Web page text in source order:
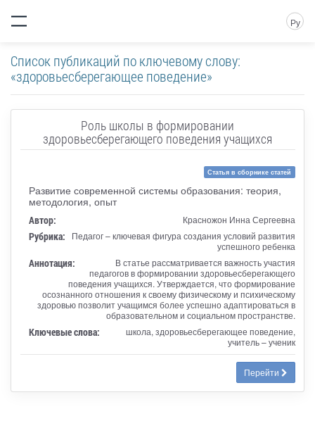
Ру
Список публикаций по ключевому слову:
«здоровьесберегающее поведение»
Роль школы в формировании
здоровьесберегающего поведения учащихся
Статья в сборнике статей
Развитие современной системы образования: теория,
методология, опыт
Автор: Красножон Инна Сергеевна
Рубрика:
Педагог – ключевая фигура создания условий развития
успешного ребенка
Аннотация:
В статье рассматривается важность участия
педагогов в формировании здоровьесберегающего
поведения учащихся. Утверждается, что формирование
осознанного отношения к своему физическому и психическому
здоровью позволит учащимся более успешно адаптироваться в
образовательном и социальном пространстве.
Ключевые слова:
школа, здоровьесберегающее поведение,
учитель – ученик
Перейти